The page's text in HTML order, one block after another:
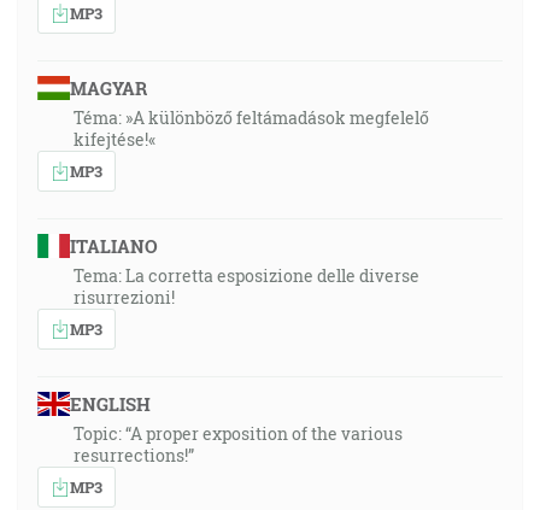
MP3
MAGYAR
Téma: »A különböző feltámadások megfelelő
kifejtése!«
MP3
ITALIANO
Tema: La corretta esposizione delle diverse
risurrezioni!
MP3
ENGLISH
Topic: “A proper exposition of the various
resurrections!”
MP3